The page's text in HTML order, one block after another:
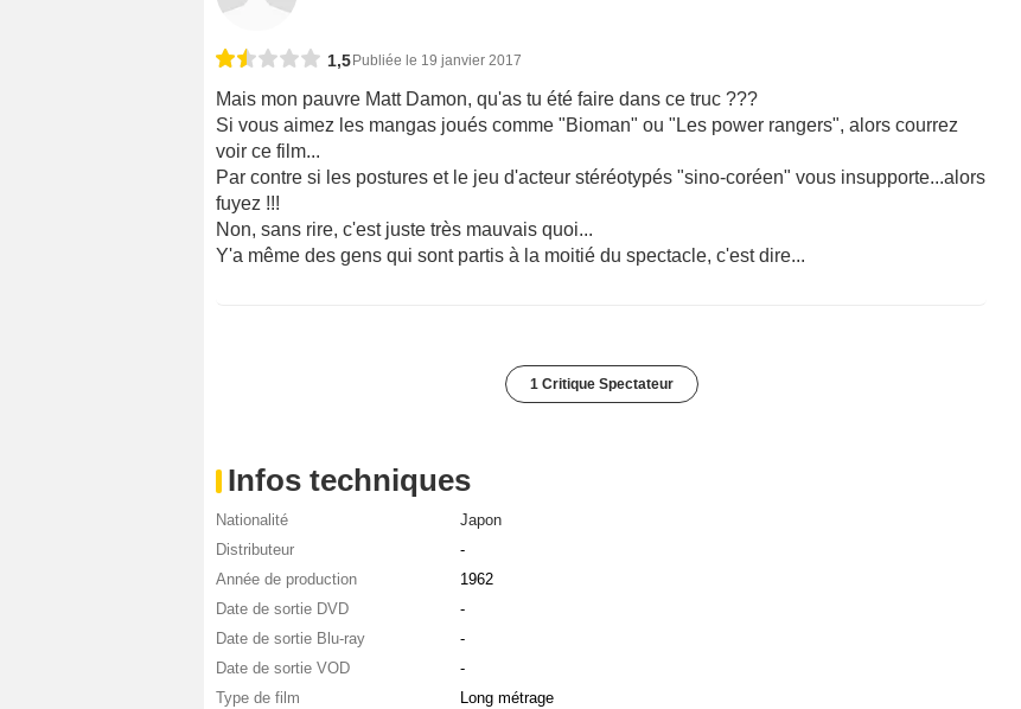
1,5 Publiée le 19 janvier 2017
Mais mon pauvre Matt Damon, qu'as tu été faire dans ce truc ???
Si vous aimez les mangas joués comme "Bioman" ou "Les power rangers", alors courrez
voir ce film...
Par contre si les postures et le jeu d'acteur stéréotypés "sino-coréen" vous insupporte...alors
fuyez !!!
Non, sans rire, c'est juste très mauvais quoi...
Y'a même des gens qui sont partis à la moitié du spectacle, c'est dire...
1 Critique Spectateur
Infos techniques
Nationalité
Japon
Distributeur
-
Année de production
1962
Date de sortie DVD
-
Date de sortie Blu-ray
-
Date de sortie VOD
-
Type de film
Long métrage